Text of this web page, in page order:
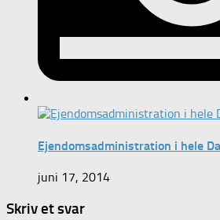
Ejendomsadministration i hele
juni 17, 2014
Skriv et svar